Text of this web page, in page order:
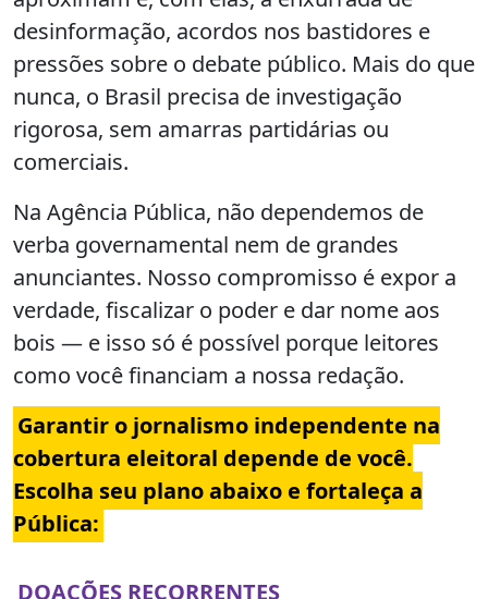
desinformação, acordos nos bastidores e
pressões sobre o debate público. Mais do que
nunca, o Brasil precisa de investigação
rigorosa, sem amarras partidárias ou
comerciais.
Na Agência Pública, não dependemos de
verba governamental nem de grandes
anunciantes. Nosso compromisso é expor a
verdade, fiscalizar o poder e dar nome aos
bois — e isso só é possível porque leitores
como você financiam a nossa redação.
Garantir o jornalismo independente na
cobertura eleitoral depende de você.
Escolha seu plano abaixo e fortaleça a
Pública:
DOAÇÕES RECORRENTES